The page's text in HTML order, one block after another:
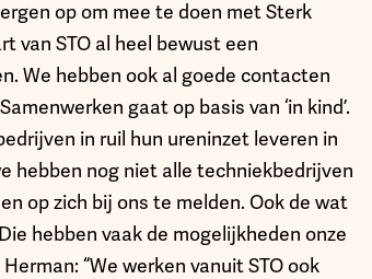
op om mee te doen met Sterk
van STO al heel bewust een
We hebben ook al goede contacten
gaat op basis van ‘in kind’.
in ruil hun ureninzet leveren in
hebben nog niet alle techniekbedrijven
op zich bij ons te melden. Ook de wat
hebben vaak de mogelijkheden onze
“We werken vanuit STO ook